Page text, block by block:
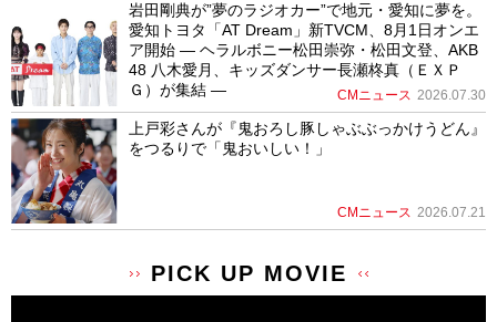
岩田剛典が”夢のラジオカー”で地元・愛知に夢を。
愛知トヨタ「AT Dream」新TVCM、8月1日オンエ
ア開始 ― ヘラルボニー松田崇弥・松田文登、AKB
48 八木愛月、キッズダンサー長瀬柊真（ＥＸＰ
Ｇ）が集結 ―
CMニュース 2026.07.30
上戸彩さんが『鬼おろし豚しゃぶぶっかけうどん』
をつるりで「鬼おいしい！」
CMニュース 2026.07.21
PICK UP MOVIE